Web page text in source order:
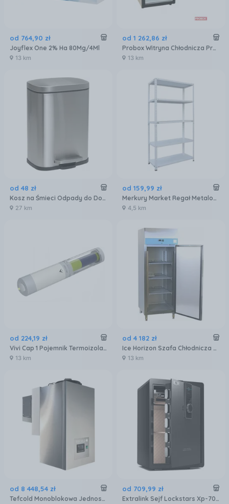
od 764,90 zł
Joyflex One 2% Ha 80Mg/4Ml
13 km
od 1 262,86 zł
Probox Witryna Chłodnicza Przeszklona 80L
13 km
od 48 zł
Kosz na Śmieci Odpady do Domu Kuchni ViO 5B1-REM z Pedałem Metalowy 5L
27 km
od 159,99 zł
Merkury Market Regał Metalowy Magazynowy Biały 178X90X30Cm – 5 Półek/80Kg
4,5 km
od 224,19 zł
Vivi Cap 1 Pojemnik Termoizolacyjny Na Peny Insulinowe 1 Sztuka
13 km
od 4 182 zł
Ice Horizon Szafa Chłodnicza Zapleczowa 740X830X2010mm Gn650Tn
13 km
od 8 448,54 zł
Tefcold Monoblokowa Jednostka Chłodnicza (7,6-10M³) Cru7610P (43938)
od 709,99 zł
Extralink Sejf Lockstars Xp-70 (EX27313)